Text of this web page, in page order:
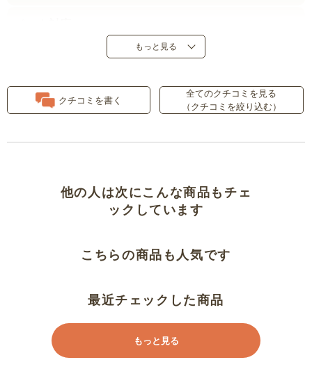
ピタッと吸着します
重宝してます。
市松模様になりしっかり貼れる
再購入です
もっと見る
クチコミを書く
全てのクチコミを見る
（クチコミを絞り込む）
他の人は次にこんな商品もチェ
ックしています
こちらの商品も人気です
最近チェックした商品
もっと見る